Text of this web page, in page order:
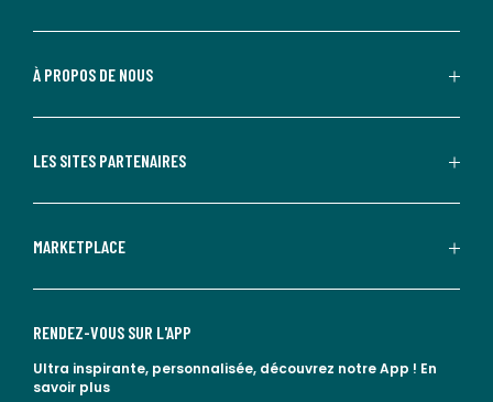
À PROPOS DE NOUS
LES SITES PARTENAIRES
MARKETPLACE
RENDEZ-VOUS SUR L'APP
Ultra inspirante, personnalisée, découvrez notre App ! En
savoir plus